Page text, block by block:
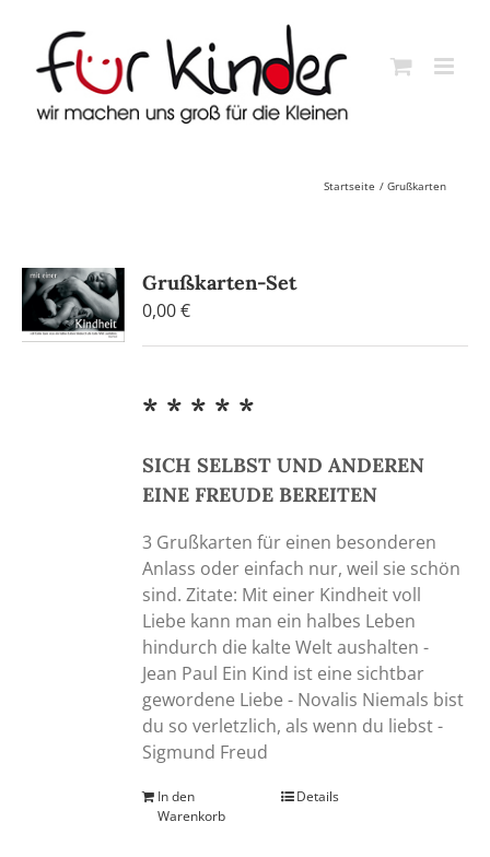
content
Startseite Grußkarten
Grußkarten-Set
0,00€
* * * * *
SICH SELBST UND ANDEREN
EINE FREUDE BEREITEN
3 Grußkarten für einen besonderen
Anlass oder einfach nur, weil sie schön
sind. Zitate: Mit einer Kindheit voll
Liebe kann man ein halbes Leben
hindurch die kalte Welt aushalten -
Jean Paul Ein Kind ist eine sichtbar
gewordene Liebe - Novalis Niemals bist
du so verletzlich, als wenn du liebst -
Sigmund Freud
In den
Warenkorb
Details